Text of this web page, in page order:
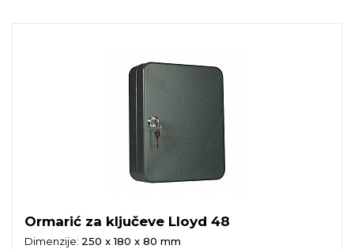
Ormarić za ključeve Lloyd 48
Dimenzije: 250 x 180 x 80 mm